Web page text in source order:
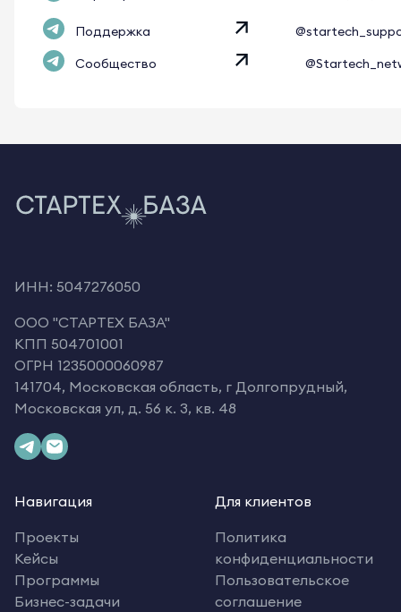
Поддержка
Сообщество
ИНН: 5047276050
OOO "СТАРТЕХ БАЗА"
КПП 504701001
ОГРН 1235000060987
141704, Московская область, г Долгопрудный,
Московская ул, д. 56 к. 3, кв. 48
Навигация
Проекты
Кейсы
Программы
Бизнес-задачи
Для клиентов
Политика
конфиденциальности
Пользовательское
соглашение